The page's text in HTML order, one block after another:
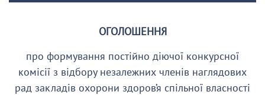
ОГОЛОШЕННЯ
про формування постійно діючої конкурсної
комісії з відбору незалежних членів наглядових
рад закладів охорони здоров’я спільної власності